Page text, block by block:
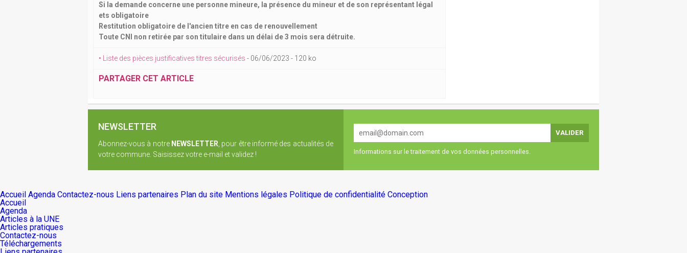
Si la demande concerne une personne mineure, la présence du mineur et de son représentant légal
ets obligatoire
Restitution obligatoire de l'ancien titre en cas de renouvellement
Toute CNI non retirée par son titulaire dans un délai de 3 mois sera détruite.
• Liste des pièces justificatives titres sécurisés - 06/06/2023 - 120 ko
PARTAGER CET ARTICLE
NEWSLETTER
Abonnez-vous à notre NEWSLETTER , pour être informé des actualités de
votre commune. Saisissez votre e-mail et validez !
Informations sur le traitement de vos données personnelles.
Accueil Agenda Contactez-nous Liens partenaires Plan du site Mentions légales Politique de confidentialité Conception
Accueil
Agenda
Articles à la UNE
Articles pratiques
Contactez-nous
Téléchargements